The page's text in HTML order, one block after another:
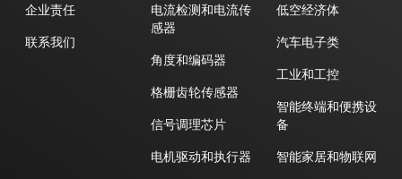
企业责任
联系我们
电流检测和电流传
感器
角度和编码器
格栅齿轮传感器
信号调理芯片
电机驱动和执行器
低空经济体
汽车电子类
工业和工控
智能终端和便携设
备
智能家居和物联网